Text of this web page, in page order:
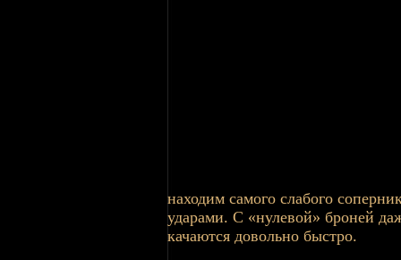
находим самого слабого
ударами. С «нулевой» броней
качаются довольно быстро.